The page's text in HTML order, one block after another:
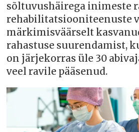
sõltuvushäirega inimeste
rehabilitatsiooniteenuste
märkimisväärselt
rahastuse suurendamist,
on järjekorras üle 30
veel ravile pääsenud.